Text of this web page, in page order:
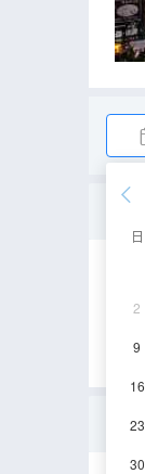
日
2
9
16
23
30